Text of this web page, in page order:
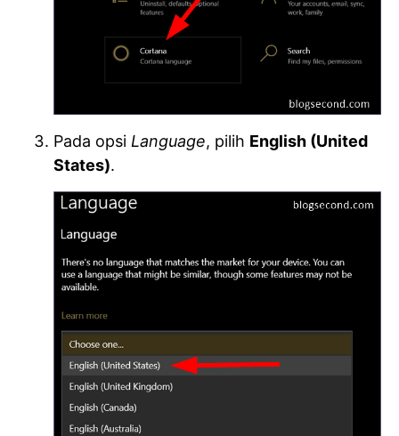
Pada opsi Language, pilih English (United
States).